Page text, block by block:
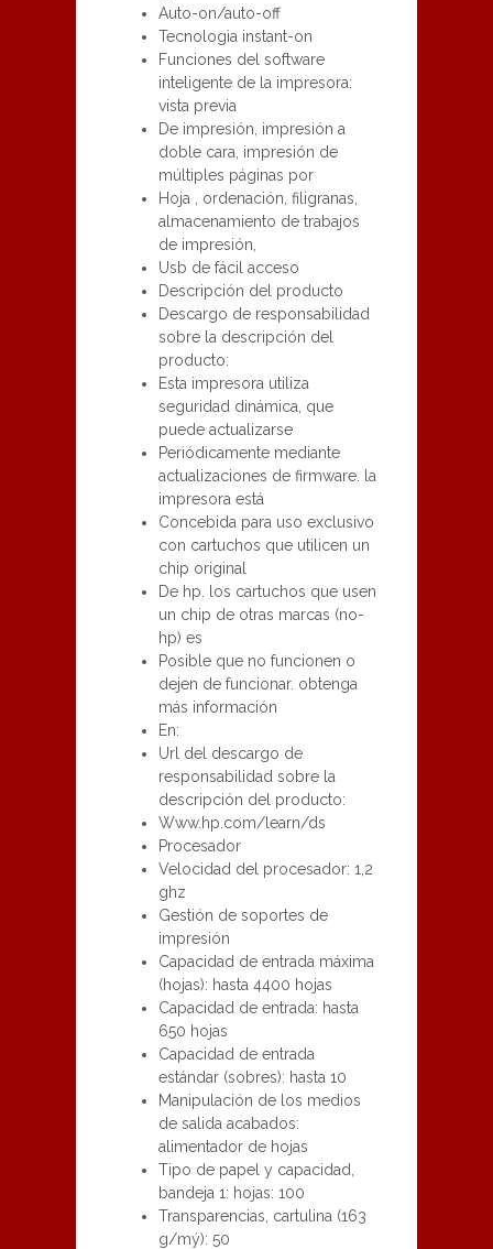
Auto-on/auto-off
Tecnologìa instant-on
Funciones del software
inteligente de la impresora:
vista previa
De impresión, impresión a
doble cara, impresión de
múltiples páginas por
Hoja , ordenación, filigranas,
almacenamiento de trabajos
de impresión,
Usb de fácil acceso
Descripción del producto
Descargo de responsabilidad
sobre la descripción del
producto:
Esta impresora utiliza
seguridad dinámica, que
puede actualizarse
Periódicamente mediante
actualizaciones de firmware. la
impresora está
Concebida para uso exclusivo
con cartuchos que utilicen un
chip original
De hp. los cartuchos que usen
un chip de otras marcas (no-
hp) es
Posible que no funcionen o
dejen de funcionar. obtenga
más información
En:
Url del descargo de
responsabilidad sobre la
descripción del producto:
Www.hp.com/learn/ds
Procesador
Velocidad del procesador: 1,2
ghz
Gestión de soportes de
impresión
Capacidad de entrada máxima
(hojas): hasta 4400 hojas
Capacidad de entrada: hasta
650 hojas
Capacidad de entrada
estándar (sobres): hasta 10
Manipulación de los medios
de salida acabados:
alimentador de hojas
Tipo de papel y capacidad,
bandeja 1: hojas: 100
Transparencias, cartulina (163
g/mý): 50